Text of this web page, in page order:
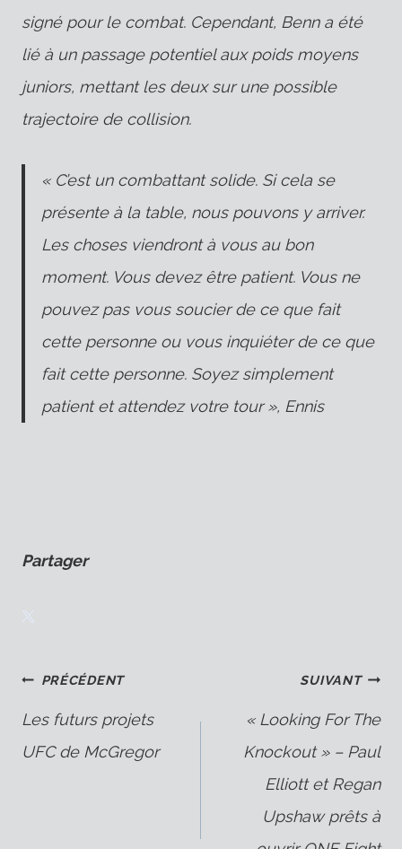
signé pour le combat. Cependant, Benn a été
lié à un passage potentiel aux poids moyens
juniors, mettant les deux sur une possible
trajectoire de collision.
« C’est un combattant solide. Si cela se
présente à la table, nous pouvons y arriver.
Les choses viendront à vous au bon
moment. Vous devez être patient. Vous ne
pouvez pas vous soucier de ce que fait
cette personne ou vous inquiéter de ce que
fait cette personne. Soyez simplement
patient et attendez votre tour », Ennis
Partager
Navigation
PRÉCÉDENT
Les futurs projets
UFC de McGregor
SUIVANT
« Looking For The
Knockout » – Paul
Elliott et Regan
Upshaw prêts à